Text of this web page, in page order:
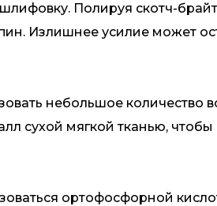
Полируя скотч-
Излишнее усилие может
небольшое количество
сухой мягкой тканью,
ортофосфорной